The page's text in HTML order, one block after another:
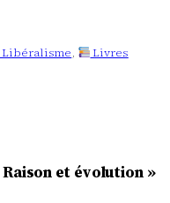
Libéralisme, Livres
et évolution »